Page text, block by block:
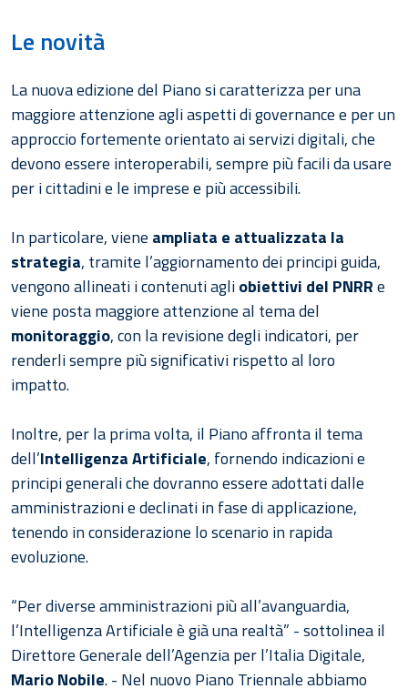
Le novità
La nuova edizione del Piano si caratterizza per una
maggiore attenzione agli aspetti di governance e per un
approccio fortemente orientato ai servizi digitali, che
devono essere interoperabili, sempre più facili da usare
per i cittadini e le imprese e più accessibili.
In particolare, viene ampliata e attualizzata la
strategia, tramite l’aggiornamento dei principi guida,
vengono allineati i contenuti agliobiettivi del PNRRe
viene posta maggiore attenzione al tema del
monitoraggio, con la revisione degli indicatori, per
renderli sempre più significativi rispetto al loro
impatto.
Inoltre, per la prima volta, il Piano affronta il tema
dell’Intelligenza Artificiale, fornendo indicazioni e
principi generali che dovranno essere adottati dalle
amministrazioni e declinati in fase di applicazione,
tenendo in considerazione lo scenario in rapida
evoluzione.
“Per diverse amministrazioni più all’avanguardia,
l’Intelligenza Artificiale è già una realtà” - sottolinea il
Direttore Generale dell’Agenzia per l’Italia Digitale,
Mario Nobile. - Nel nuovo Piano Triennale abbiamo